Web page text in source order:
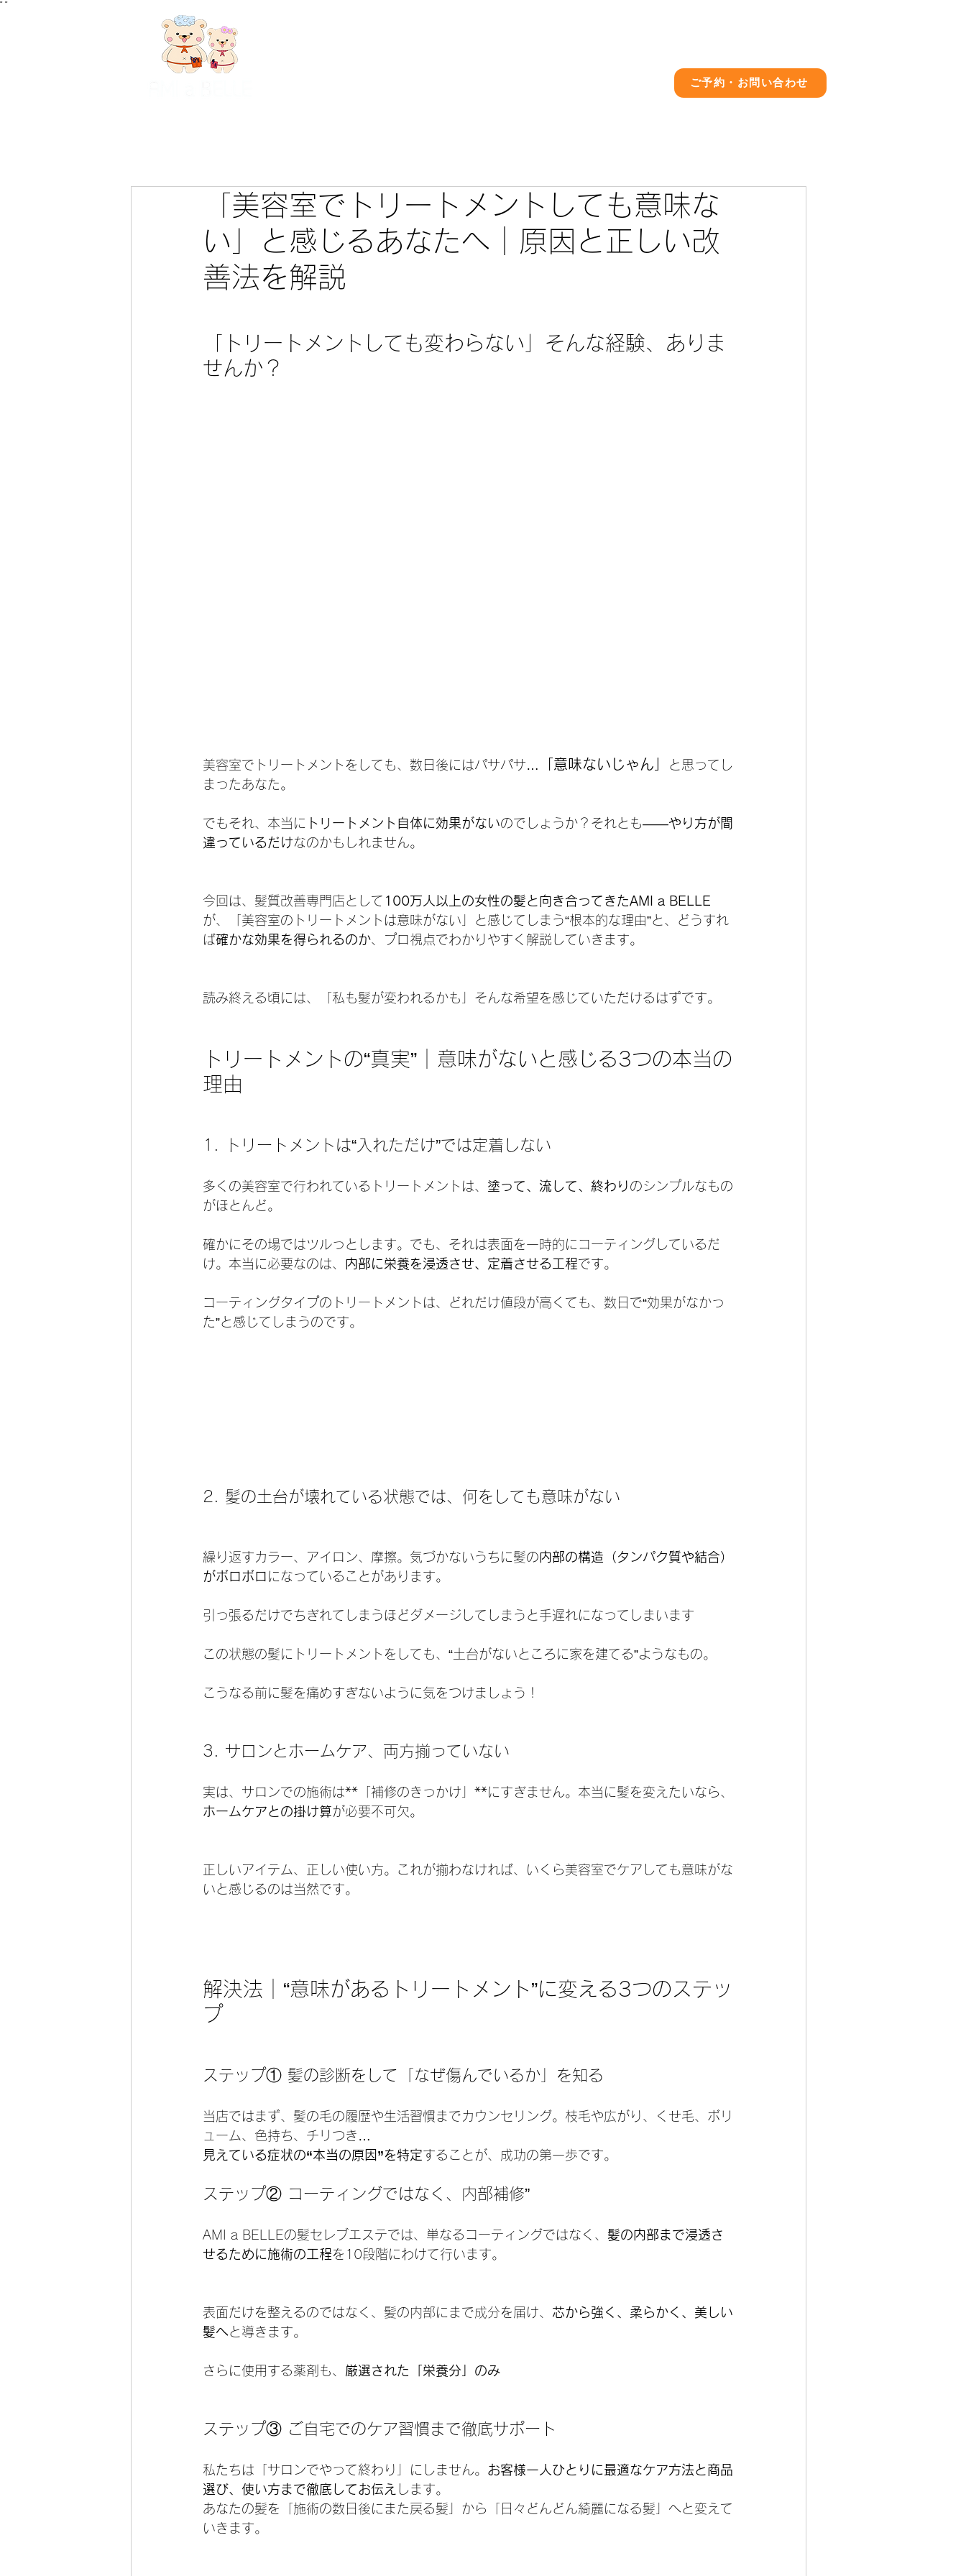
" "
ご予約・お問い合わせ
「美容室でトリートメントしても意味な
い」と感じるあなたへ｜原因と正しい改
善法を解説
「トリートメントしても変わらない」そんな経験、ありま
せんか？
美容室でトリートメントをしても、数日後にはパサパサ… 「意味ないじゃん」
と思ってし
まったあなた。
でもそれ、本当に トリートメント自体に効果がないのでしょうか？それとも——やり方が間
違っているだけなのかもしれません。
今回は、髪質改善専門店として 100万人以上の女性の髪と向き合ってきたAMI a BELLE
が、「美容室のトリートメントは意味がない」と感じてしまう“根本的な理由”と、どうすれ
ば確かな効果を得られるのか、プロ視点でわかりやすく解説していきます。
読み終える頃には、「私も髪が変われるかも」そんな希望を感じていただけるはずです。
トリートメントの“真実”｜意味がないと感じる3つの本当の
理由
1. トリートメントは“入れただけ”では定着しない
多くの美容室で行われているトリートメントは、 塗って、流して、終わり のシンプルなもの
がほとんど。
確かにその場ではツルっとします。でも、それは表面を一時的にコーティングしているだ
け。本当に必要なのは、
内部に栄養を浸透させ、定着させる工程です。
コーティングタイプのトリートメントは、どれだけ値段が高くても、数日で“効果がなかっ
た”と感じてしまうのです。
2. 髪の土台が壊れている状態では、何をしても意味がない
繰り返すカラー、アイロン、摩擦。気づかないうちに髪の 内部の構造（タンパク質や結合）
がボロボロ になっていることがあります。
引っ張るだけでちぎれてしまうほどダメージしてしまうと手遅れになってしまいます
この状態の髪にトリートメントをしても、“土台がないところに家を建てる”ようなもの。
こうなる前に髪を痛めすぎないように気をつけましょう！
3. サロンとホームケア、両方揃っていない
実は、サロンでの施術は**「補修のきっかけ」**にすぎません。本当に髪を変えたいなら、
ホームケアとの掛け算 が必要不可欠。
正しいアイテム、正しい使い方。これが揃わなければ、いくら美容室でケアしても意味がな
いと感じるのは当然です。
解決法｜“意味があるトリートメント”に変える3つのステッ
プ
ステップ① 髪の診断をして「なぜ傷んでいるか」を知る
当店ではまず、髪の毛の履歴や生活習慣までカウンセリング。枝毛や広がり、くせ毛、ボリ
ューム、色持ち、チリつき…
見えている症状の“本当の原因”を特定することが、成功の第一歩です。
ステップ② コーティングではなく、内部補修”
AMI a BELLEの髪セレブエステでは、単なるコーティングではなく、 髪の内部まで浸透さ
せるために施術の工程を10段階にわけて行います。
表面だけを整えるのではなく、髪の内部にまで成分を届け、 芯から強く、柔らかく、美しい
髪へと導きます。
さらに使用する薬剤も、 厳選された「栄養分」のみ
ステップ③ ご自宅でのケア習慣まで徹底サポート
私たちは「サロンでやって終わり」にしません。 お客様一人ひとりに最適なケア方法と商品
選び、使い方まで徹底してお伝え します。
あなたの髪を「施術の数日後にまた戻る髪」から「日々どんどん綺麗になる髪」へと変えて
いきます。